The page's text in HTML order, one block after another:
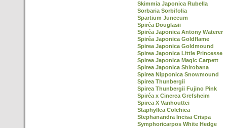
Skimmia Japonica Rubella
Sorbaria Sorbifolia
Spartium Junceum
Spiréa Douglasii
Spiréa Japonica Antony Waterer
Spiréa Japonica Goldflame
Spirea Japonica Goldmound
Spirea Japonica Little Princesse
Spirea Japonica Magic Carpett
Spirea Japonica Shirobana
Spirea Nipponica Snowmound
Spirea Thunbergii
Spirea Thunbergii Fujino Pink
Spiréa x Cinerea Grefsheim
Spirea X Vanhouttei
Staphyllea Colchica
Stephanandra Incisa Crispa
Symphoricarpos White Hedge